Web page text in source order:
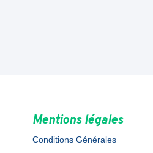
Mentions légales
Conditions Générales